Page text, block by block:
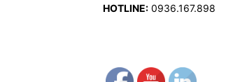
HOTLINE: 0936.167.898